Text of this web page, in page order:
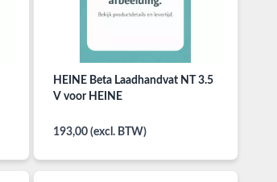
HEINE Beta Laadhandvat NT 3.5
V voor HEINE
193,00 (excl. BTW)